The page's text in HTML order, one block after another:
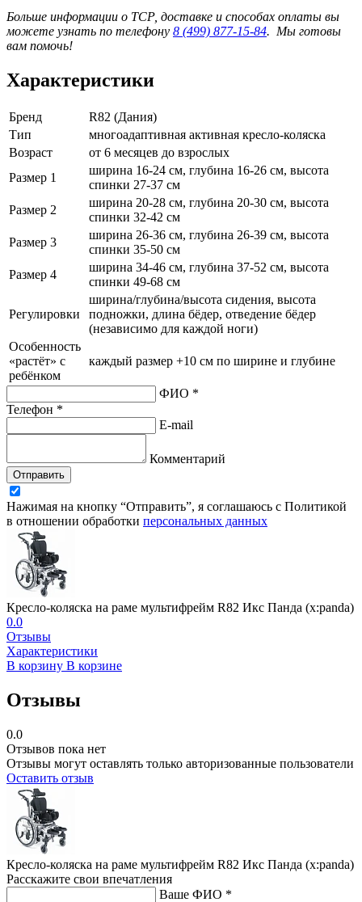
Больше информации о ТСР, доставке и способах оплаты вы
можете узнать по телефону 8 (499) 877-15-84. Мы готовы
вам помочь!
Характеристики
Бренд
R82 (Дания)
Тип
многоадаптивная активная кресло-коляска
Возраст
от 6 месяцев до взрослых
Размер 1
ширина 16-24 см, глубина 16-26 см, высота
спинки 27-37 см
Размер 2
ширина 20-28 см, глубина 20-30 см, высота
спинки 32-42 см
Размер 3
ширина 26-36 см, глубина 26-39 см, высота
спинки 35-50 см
Размер 4
ширина 34-46 см, глубина 37-52 см, высота
спинки 49-68 см
Регулировки
ширина/глубина/высота сидения, высота
подножки, длина бёдер, отведение бёдер
(независимо для каждой ноги)
Особенность
«растёт» с
ребёнком
каждый размер +10 см по ширине и глубине
ФИО *
Телефон *
E-mail
Комментарий
Отправить
Нажимая на кнопку “Отправить”, я соглашаюсь с Политикой
в отношении обработки персональных данных
Кресло-коляска на раме мультифрейм R82 Икс Панда (x:panda)
0.0
Отзывы
Характеристики
В корзину В корзине
Отзывы
0.0
Отзывов пока нет
Отзывы могут оставлять только авторизованные пользователи
Оставить отзыв
Кресло-коляска на раме мультифрейм R82 Икс Панда (x:panda)
Расскажите свои впечатления
Ваше ФИО *